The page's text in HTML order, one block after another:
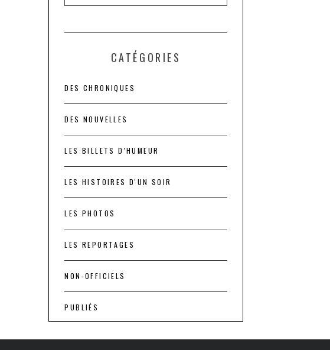
CATÉGORIES
DES CHRONIQUES
DES NOUVELLES
LES BILLETS D'HUMEUR
LES HISTOIRES D'UN SOIR
LES PHOTOS
LES REPORTAGES
NON-OFFICIELS
PUBLIÉS